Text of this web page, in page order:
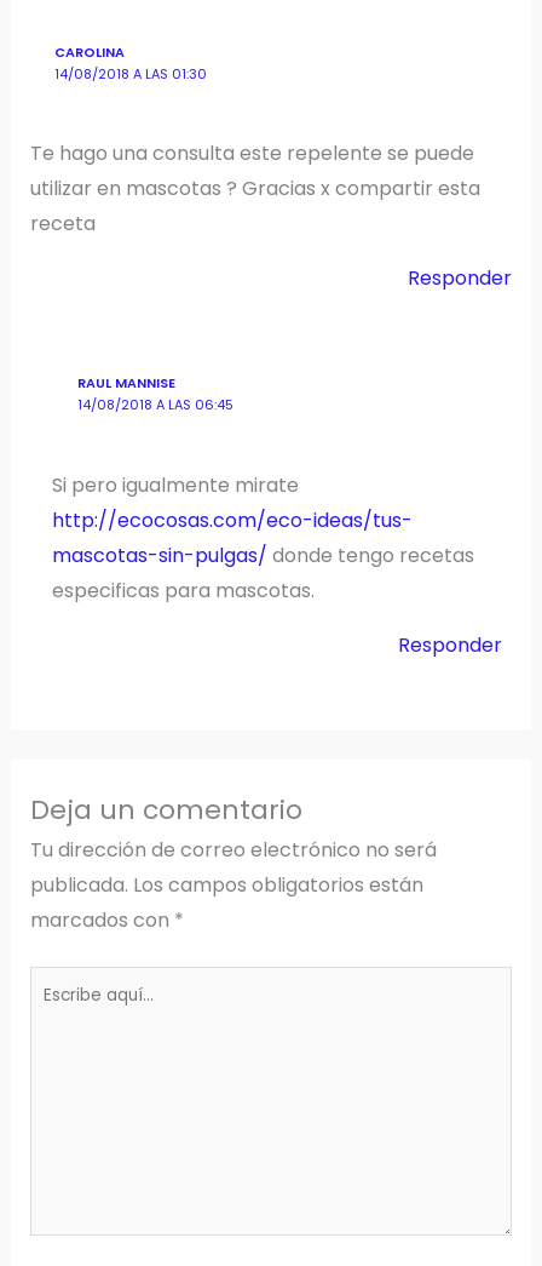
CAROLINA
14/08/2018 A LAS 01:30
Te hago una consulta este repelente se puede
utilizar en mascotas ? Gracias x compartir esta
receta
Responder
RAUL MANNISE
14/08/2018 A LAS 06:45
Si pero igualmente mirate
http://ecocosas.com/eco-ideas/tus-
mascotas-sin-pulgas/ donde tengo recetas
especificas para mascotas.
Responder
Deja un comentario
Tu dirección de correo electrónico no será
publicada. Los campos obligatorios están
marcados con *
Escribe